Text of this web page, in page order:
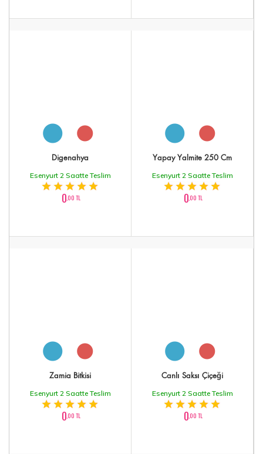
Digenahya
Esenyurt 2 Saatte Teslim
0,00 TL
Yapay Yalmite 250 Cm
Esenyurt 2 Saatte Teslim
0,00 TL
Zamia Bitkisi
Esenyurt 2 Saatte Teslim
0,00 TL
Canlı Saksı Çiçeği
Esenyurt 2 Saatte Teslim
0,00 TL